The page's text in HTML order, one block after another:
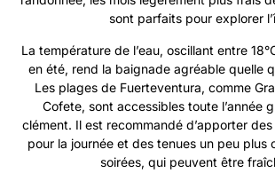
sont parfaits pour explorer
La température de l’eau, oscillant entre
en été, rend la baignade agréable quelle
Les plages de Fuerteventura, comme
Cofete, sont accessibles toute l’année
clément. Il est recommandé d’apporter
pour la journée et des tenues un peu plus
soirées, qui peuvent être